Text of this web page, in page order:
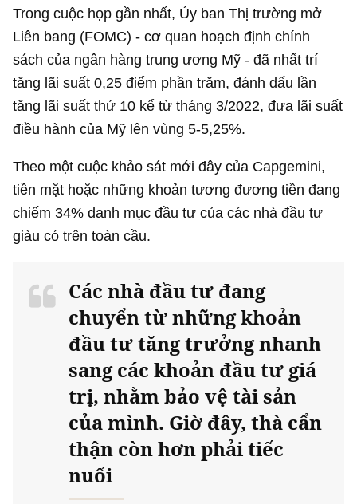
Trong cuộc họp gần nhất, Ủy ban Thị trường mở
Liên bang (FOMC) - cơ quan hoạch định chính
sách của ngân hàng trung ương Mỹ - đã nhất trí
tăng lãi suất 0,25 điểm phần trăm, đánh dấu lần
tăng lãi suất thứ 10 kể từ tháng 3/2022, đưa lãi suất
điều hành của Mỹ lên vùng 5-5,25%.
Theo một cuộc khảo sát mới đây của Capgemini,
tiền mặt hoặc những khoản tương đương tiền đang
chiếm 34% danh mục đầu tư của các nhà đầu tư
giàu có trên toàn cầu.
Các nhà đầu tư đang
chuyển từ những khoản
đầu tư tăng trưởng nhanh
sang các khoản đầu tư giá
trị, nhằm bảo vệ tài sản
của mình. Giờ đây, thà cẩn
thận còn hơn phải tiếc
nuối